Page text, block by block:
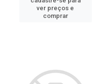
ver preços e
comprar